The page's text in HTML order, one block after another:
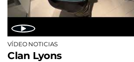
VÍDEO NOTICIAS
Clan Lyons